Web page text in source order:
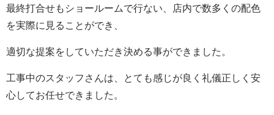
最終打合せもショールームで行ない、店内で数多くの配色
を実際に見ることができ、
適切な提案をしていただき決める事ができました。
工事中のスタッフさんは、とても感じが良く礼儀正しく安
心してお任せできました。